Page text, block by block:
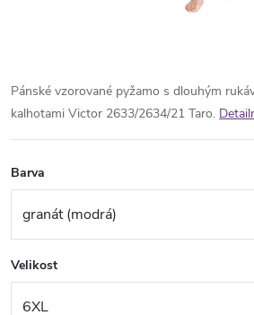
Pánské vzorované pyžamo s dlouhým
kalhotami Victor 2633/2634/21 Taro.
Barva
Velikost